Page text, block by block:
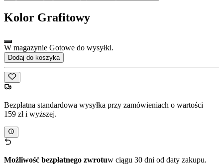
Kolor Grafitowy
W magazynie Gotowe do wysyłki.
Dodaj do koszyka
Bezpłatna standardowa wysyłka przy zamówieniach o wartości
159 zł i wyższej.
Możliwość bezpłatnego zwrotuw ciągu 30 dni od daty zakupu.